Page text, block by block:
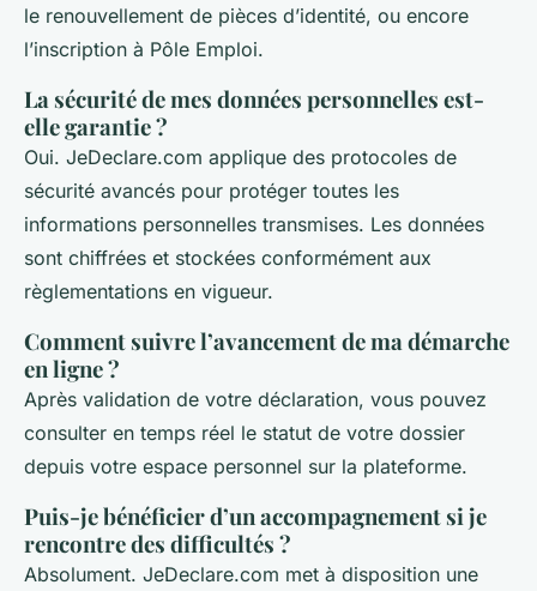
le renouvellement de pièces d’identité, ou encore
l’inscription à Pôle Emploi.
La sécurité de mes données personnelles est-
elle garantie ?
Oui. JeDeclare.com applique des protocoles de
sécurité avancés pour protéger toutes les
informations personnelles transmises. Les données
sont chiffrées et stockées conformément aux
règlementations en vigueur.
Comment suivre l’avancement de ma démarche
en ligne ?
Après validation de votre déclaration, vous pouvez
consulter en temps réel le statut de votre dossier
depuis votre espace personnel sur la plateforme.
Puis-je bénéficier d’un accompagnement si je
rencontre des difficultés ?
Absolument. JeDeclare.com met à disposition une